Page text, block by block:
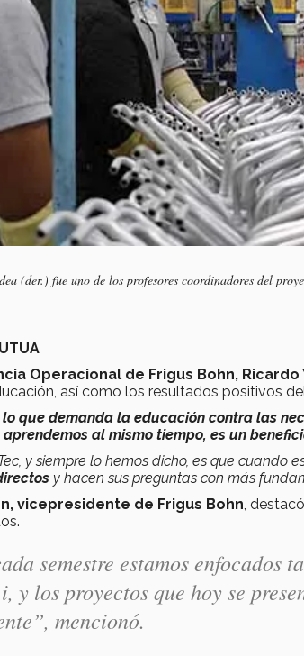
(der.) fue uno de los profesores coordinadores del
Operacional de Frigus Bohn, Ricardo
así como los resultados positivos
que demanda la educación contra las
al mismo tiempo, es un
y siempre lo hemos dicho, es que cuando
y hacen sus preguntas con más
vicepresidente de Frigus Bohn ,
semestre estamos enfocados
y los proyectos que hoy se
”, mencionó.